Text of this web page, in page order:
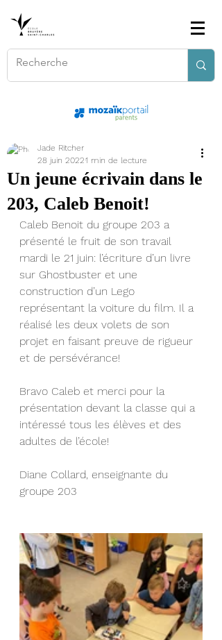
Un jeune écrivain dans le
203, Caleb Benoit!
Jade Ritcher
28 juin 20221 min de lecture
Caleb Benoit du groupe 203 a
présenté le fruit de son travail
mardi le 21 juin: l’écriture d’un livre
sur Ghostbuster et une
construction d’un Lego
représentant la voiture du film. Il a
réalisé les deux volets de son
projet en faisant preuve de rigueur
et de persévérance!
Bravo Caleb et merci pour la
présentation devant la classe qui a
intéressé tous les élèves et des
adultes de l’école!
Diane Collard, enseignante du
groupe 203